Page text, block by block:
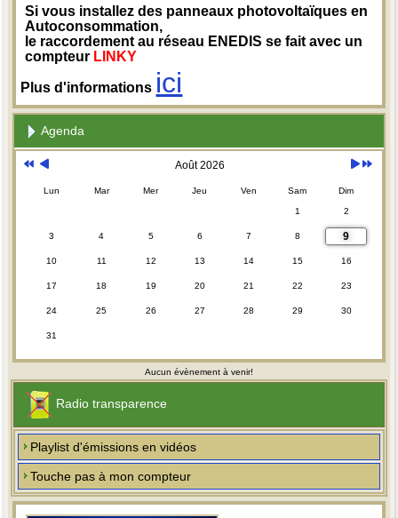
Si vous installez des panneaux photovoltaïques en
Autoconsommation,
le raccordement au réseau ENEDIS se fait avec un
compteur LINKY
Plus d'informations ici
Agenda
Août 2026
Lun Mar Mer Jeu Ven Sam Dim
1 2
3 4 5 6 7 8 9
10 11 12 13 14 15 16
17 18 19 20 21 22 23
24 25 26 27 28 29 30
31
Aucun évènement à venir!
Radio transparence
Playlist d'émissions en vidéos
Touche pas à mon compteur